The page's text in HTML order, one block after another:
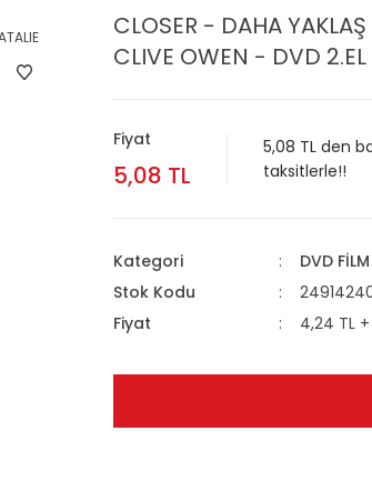
CLOSER - DAHA
CLIVE OWEN - DVD 2.EL
Fiyat
5,08 TL
5,08 TL den
taksitlerle!!
Kategori
DVD FİLM
Stok Kodu
Fiyat
4,24 TL +